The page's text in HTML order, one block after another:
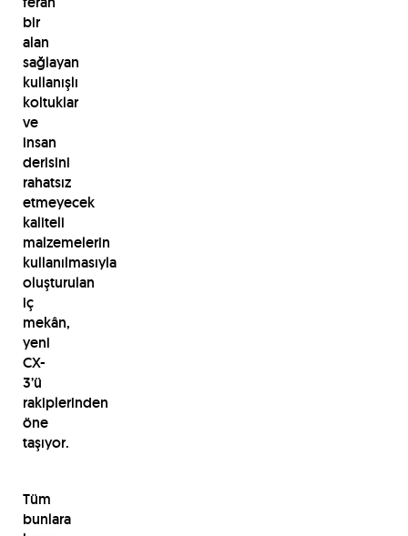
bir
alan
sağlayan
kullanışlı
koltuklar
ve
insan
derisini
rahatsız
etmeyecek
kaliteli
malzemelerin
kullanılmasıyla
oluşturulan
iç
mekân,
yeni
CX-
3’ü
rakiplerinden
öne
taşıyor.
Tüm
bunlara